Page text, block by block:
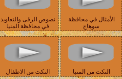
الأمثال في محافظة
سوهاج
نصوص الرقى والتعاويذ
في محافظة المنيا
النكت من المنيا النكت من الاطفال